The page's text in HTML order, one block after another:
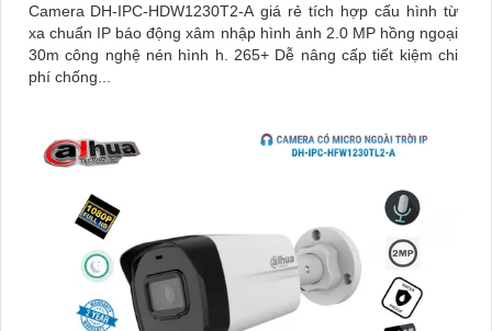
Camera DH-IPC-HDW1230T2-A giá rẻ tích hợp cấu hình từ
xa chuẩn IP báo động xâm nhập hình ảnh 2.0 MP hồng ngoại
30m công nghệ nén hình h. 265+ Dễ nâng cấp tiết kiệm chi
phí chống...